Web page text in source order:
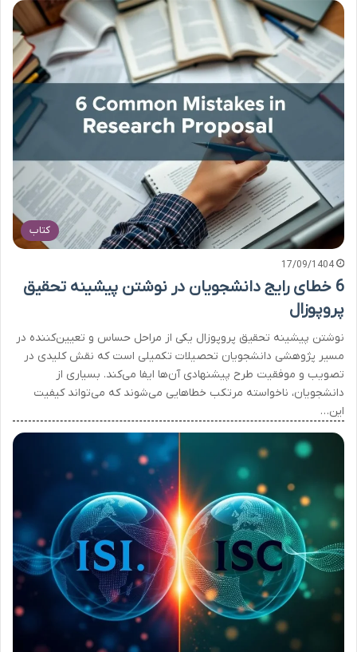
کتاب
17/09/1404
6 خطای رایج دانشجویان در نوشتن پیشینه تحقیق
پروپوزال
نوشتن پیشینه تحقیق پروپوزال یکی از مراحل حساس و تعیین‌کننده در
مسیر پژوهشی دانشجویان تحصیلات تکمیلی است که نقش کلیدی در
تصویب و موفقیت طرح پیشنهادی آن‌ها ایفا می‌کند. بسیاری از
دانشجویان، ناخواسته مرتکب خطاهایی می‌شوند که می‌تواند کیفیت
این…